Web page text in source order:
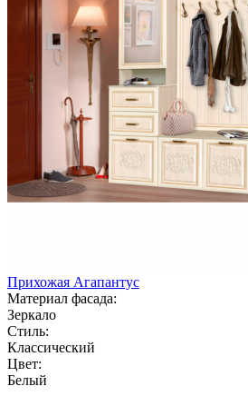
Прихожая Агапантус
Материал фасада:
Зеркало
Стиль:
Классический
Цвет:
Белый